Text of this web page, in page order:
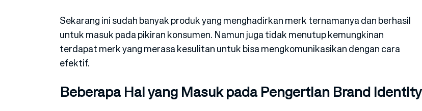
Sekarang ini sudah banyak produk yang menghadirkan merk ternamanya dan berhasil
untuk masuk pada pikiran konsumen. Namun juga tidak menutup kemungkinan
terdapat merk yang merasa kesulitan untuk bisa mengkomunikasikan dengan cara
efektif.
Beberapa Hal yang Masuk pada Pengertian Brand Identity